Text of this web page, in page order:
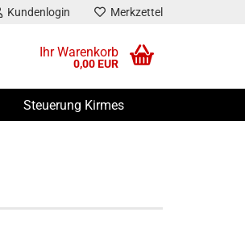
Kundenlogin Merkzettel
Ihr Warenkorb
0,00 EUR
Steuerung Kirmes